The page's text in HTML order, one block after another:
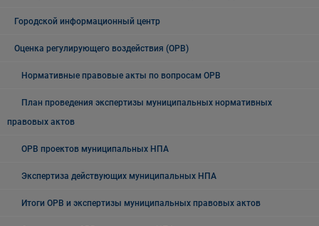
Городской информационный центр
Оценка регулирующего воздействия (ОРВ)
Нормативные правовые акты по вопросам ОРВ
План проведения экспертизы муниципальных нормативных
правовых актов
ОРВ проектов муниципальных НПА
Экспертиза действующих муниципальных НПА
Итоги ОРВ и экспертизы муниципальных правовых актов